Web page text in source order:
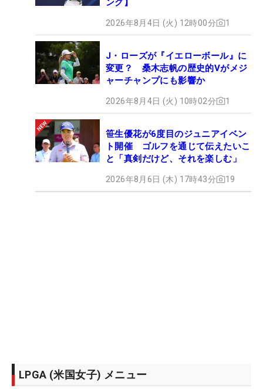
ング】
2026年8月4日 (火) 12時00分 1
J・ローズが『イエローボール』に
変更？ 桑木志帆の歴史的Vがメジ
ャーチャンプにも影響か
2026年8月4日 (火) 10時02分 1
笹生優花が6度目のジュニアイベン
ト開催 ゴルフを通じて伝えたいこ
と「真剣だけど、それを楽しむ」
2026年8月6日 (木) 17時43分 19
LPGA (米国女子) メニュー